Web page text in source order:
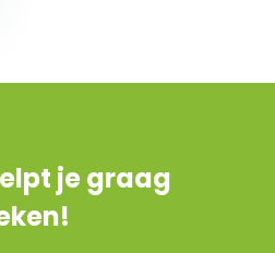
je graag